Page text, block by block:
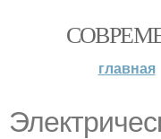
главная